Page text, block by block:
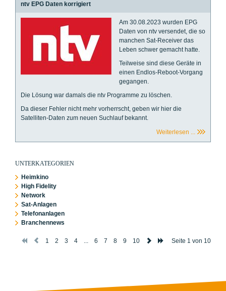
ntv EPG Daten korrigiert
Am 30.08.2023 wurden EPG
Daten von ntv versendet, die so
manchen Sat-Receiver das
Leben schwer gemacht hatte.
Teilweise sind diese Geräte in
einen Endlos-Reboot-Vorgang
gegangen.
Die Lösung war damals die ntv Programme zu löschen.
Da dieser Fehler nicht mehr vorherrscht, geben wir hier die
Satelliten-Daten zum neuen Suchlauf bekannt.
Weiterlesen ...
UNTERKATEGORIEN
Heimkino
High Fidelity
Network
Sat-Anlagen
Telefonanlagen
Branchennews
Seite 1 von 10
1 2 3 4 ... 6 7 8 9 10